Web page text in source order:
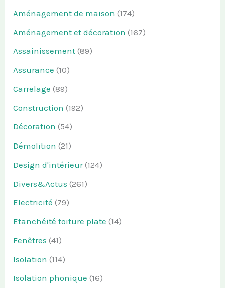
Aménagement de maison (174)
Aménagement et décoration (167)
Assainissement (89)
Assurance (10)
Carrelage (89)
Construction (192)
Décoration (54)
Démolition (21)
Design d'intérieur(124)
Divers&Actus (261)
Electricité (79)
Etanchéité toiture plate (14)
Fenêtres (41)
Isolation (114)
Isolation phonique (16)